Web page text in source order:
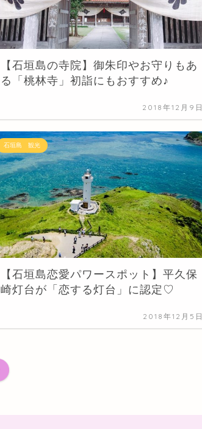
【石垣島の寺院】御朱印やお守りもあ
る「桃林寺」初詣にもおすすめ♪
2018年12月9日
石垣島 観光
【石垣島恋愛パワースポット】平久保
崎灯台が「恋する灯台」に認定♡
2018年12月5日